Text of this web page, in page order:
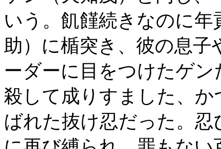
いう。飢饉続きなのに
助）に楯突き、彼の息
ーダーに目をつけたゲ
殺して成りすました、
ばれた抜け忍だった。